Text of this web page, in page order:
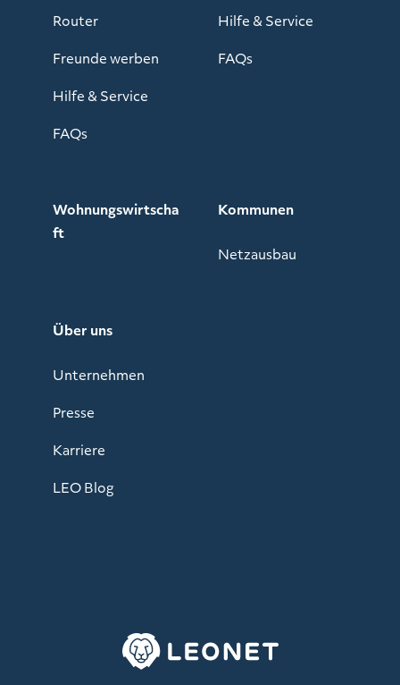
Router
Freunde werben
Hilfe & Service
FAQs
Hilfe & Service
FAQs
Wohnungswirtscha
ft
Kommunen
Netzausbau
Über uns
Unternehmen
Presse
Karriere
LEO Blog